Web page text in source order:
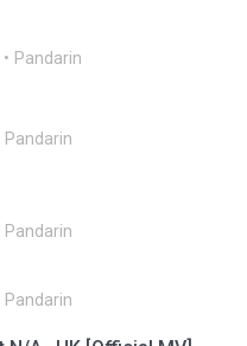
Pandarin
Pandarin
Pandarin
Pandarin